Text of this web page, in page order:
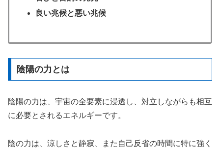
良い兆候と悪い兆候
陰陽の力とは
陰陽の力は、宇宙の全要素に浸透し、対立しながらも相互
に必要とされるエネルギーです。
陰の力は、涼しさと静寂、また自己反省の時間に特に強く